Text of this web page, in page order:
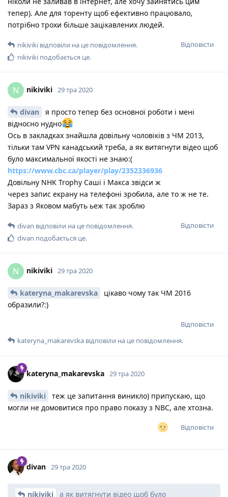
тепер). Але для торенту щоб ефективно працювало,
потрібно трохи більше зацікавлених людей.
Відповісти
nikiviki відповіли на це повідомлення.
nikiviki подобається це.
N nikiviki 29 тра 2020
divan
я просто тепер без основної роботи і мені
відносно нудно
Ось в закладках знайшла довільну чоловіків з ЧМ 2013,
тільки там VPN канадський треба, а як витягнути відео щоб
було максимальної якості не знаю:(
https://www.cbc.ca/player/play/2352336936
Довільну NHK Trophy Саші і Макса звідси ж
через запис екрану на телефоні зробила, але то ж не те.
Зараз з Яковом мабуть ьеж так зроблю
Відповісти
divan відповіли на це повідомлення.
divan подобається це.
N nikiviki 29 тра 2020
kateryna_makarevska
цікаво чому так ЧМ 2016
образили?:)
Відповісти
kateryna_makarevska відповіли на це повідомлення.
kateryna_makarevska 29 тра 2020
nikiviki
теж це запитання виникло) припускаю, що
могли не домовитися про право показу з NBC, але хтозна.
Відповісти
divan 29 тра 2020
nikiviki
а як витягнути відео щоб було